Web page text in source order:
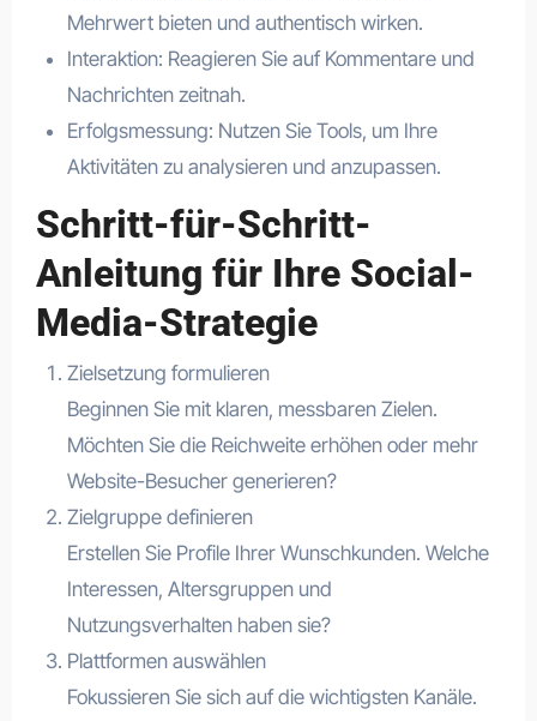
Mehrwert bieten und authentisch wirken.
Interaktion: Reagieren Sie auf Kommentare und
Nachrichten zeitnah.
Erfolgsmessung: Nutzen Sie Tools, um Ihre
Aktivitäten zu analysieren und anzupassen.
Schritt-für-Schritt-
Anleitung für Ihre Social-
Media-Strategie
Zielsetzung formulieren
Beginnen Sie mit klaren, messbaren Zielen.
Möchten Sie die Reichweite erhöhen oder mehr
Website-Besucher generieren?
Zielgruppe definieren
Erstellen Sie Profile Ihrer Wunschkunden. Welche
Interessen, Altersgruppen und
Nutzungsverhalten haben sie?
Plattformen auswählen
Fokussieren Sie sich auf die wichtigsten Kanäle.